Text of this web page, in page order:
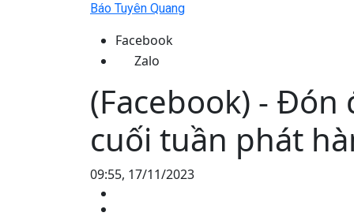
Báo Tuyên Quang
Facebook
Zalo
(Facebook) - Đón
cuối tuần phát
09:55, 17/11/2023